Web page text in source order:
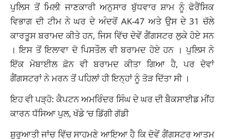
ਪੁਲਿਸ ਤੋਂ ਮਿਲੀ ਜਾਣਕਾਰੀ ਅਨੁਸਾਰ ਬੁੱਧਵਾਰ ਸ਼ਾਮ ਨੂੰ ਫੋਰੈਂਸਿਕ
ਵਿਭਾਗ ਦੀ ਟੀਮ ਨੇ ਘਰ ਦੇ ਅੰਦਰੋਂ AK-47 ਅਤੇ ਉਸ ਦੇ 31 ਚੱਲੇ
ਕਾਰਤੂਸ ਬਰਾਮਦ ਕੀਤੇ ਹਨ, ਜਿਸ ਵਿੱਚ ਦੋਵੇਂ ਗੈਂਗਸਟਰ ਲੁਕੇ ਹੋਏ ਸਨ
। ਇਸ ਤੋਂ ਇਲਾਵਾ ਦੋ ਪਿਸਤੌਲ ਵੀ ਬਰਾਮਦ ਹੋਏ ਹਨ । ਪੁਲਿਸ ਨੇ
ਇੱਕ ਮੋਬਾਈਲ ਫ਼ੋਨ ਵੀ ਬਰਾਮਦ ਕੀਤਾ ਗਿਆ ਹੈ, ਪਰ ਦੋਵਾਂ
ਗੈਂਗਸਟਰਾਂ ਨੇ ਮਰਨ ਤੋਂ ਪਹਿਲਾਂ ਹੀ ਇਨ੍ਹਾਂ ਨੂੰ ਤੋੜ ਦਿੱਤਾ ਸੀ ।
ਇਹ ਵੀ ਪੜ੍ਹੋ: ਕੈਪਟਨ ਅਮਰਿੰਦਰ ਸਿੰਘ ਦੇ ਘਰ ਦੀ ਬੈਕਸਾਈਡ ਮੀਂਹ
ਕਾਰਨ ਧੱਸਿਆ ਪੁਲ, ਖੱਡੇ ‘ਚ ਡਿੱਗੀ ਗੱਡੀ
ਸ਼ੁਰੂਆਤੀ ਜਾਂਚ ਵਿੱਚ ਸਾਹਮਣੇ ਆਇਆ ਹੈ ਕਿ ਦੋਵੇਂ ਗੈਂਗਸਟਰ ਆਤਮ